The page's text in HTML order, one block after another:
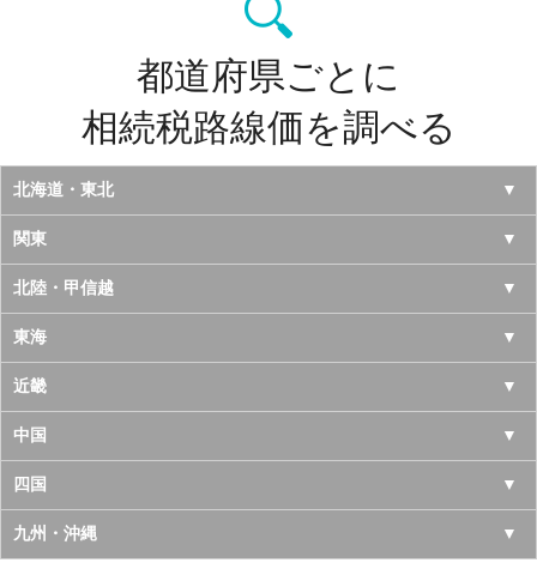
都道府県ごとに
相続税路線価を調べる
北海道・東北
北海道
青森県
岩手県
宮城県
秋田県
山形県
福島県
関東
東京都
神奈川県
千葉県
埼玉県
茨城県
栃木県
北陸・甲信越
山梨県
長野県
新潟県
富山県
石川県
東海
愛知県
岐阜県
三重県
静岡県
近畿
大阪府
京都府
兵庫県
中国
鳥取県
島根県
四国
徳島県
九州・沖縄